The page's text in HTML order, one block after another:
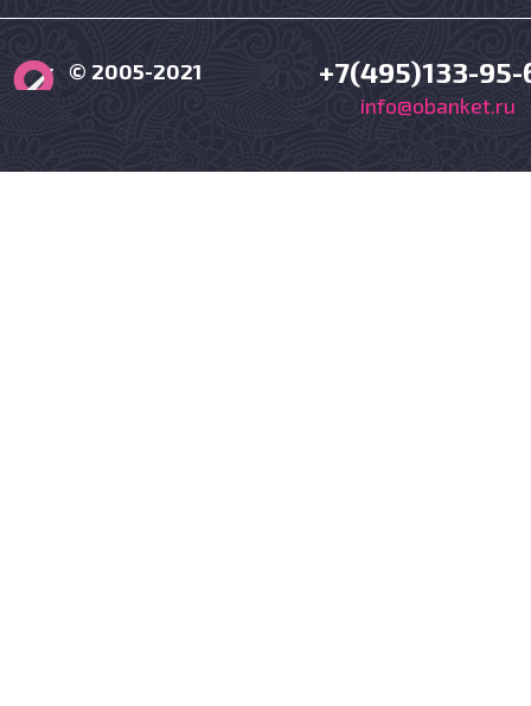
© 2005-2021 +7(495)133-95-
info@obanket.ru